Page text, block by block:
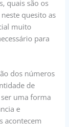
quais são os
quesito as
muito
para
dos números
de
uma forma
e
acontecem